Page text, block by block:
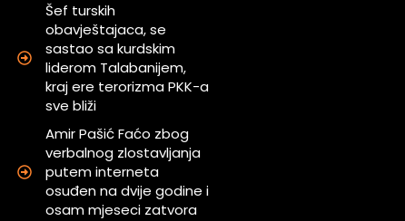
Šef turskih
obavještajaca, se
sastao sa kurdskim
liderom Talabanijem,
kraj ere terorizma PKK-a
sve bliži
Amir Pašić Faćo zbog
verbalnog zlostavljanja
putem interneta
osuđen na dvije godine i
osam mjeseci zatvora